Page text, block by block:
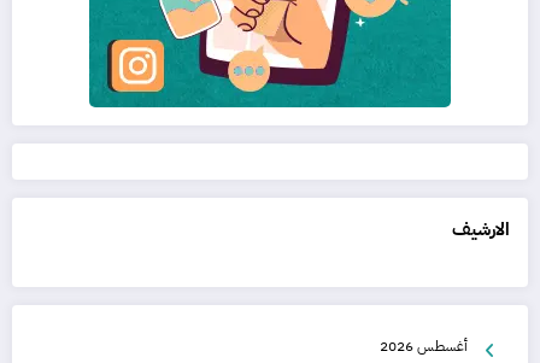
الارشيف
أغسطس 2026